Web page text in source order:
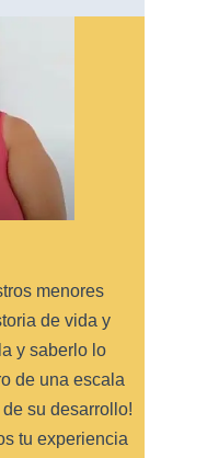
menores
de vida y
y saberlo lo
de una escala
su desarrollo!
tu experiencia